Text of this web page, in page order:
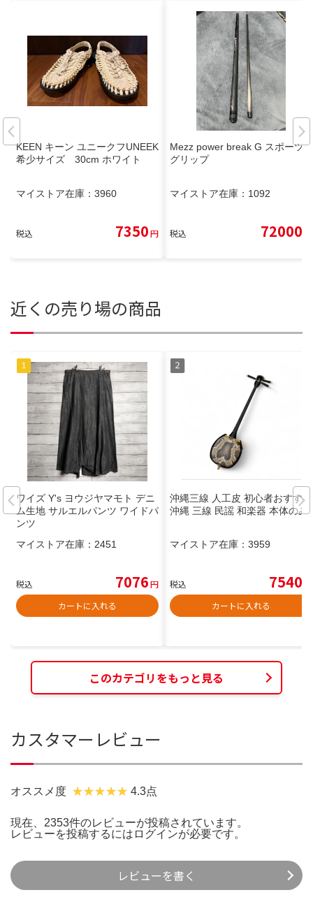
KEEN キーン ユニークフUNEEK
希少サイズ 30cm ホワイト
マイストア在庫： 3960
税込 7350円
Mezz power break G スポーツ
グリップ
マイストア在庫： 1092
税込 72000
近くの売り場の商品
ワイズ Y's ヨウジヤマモト デニ
ム生地 サルエルパンツ ワイドパ
ンツ
マイストア在庫： 2451
税込 7076円
カートに入れる
沖縄三線 人工皮 初心者おすすめ
沖縄 三線 民謡 和楽器 本体のみ
マイストア在庫： 3959
税込 7540
カートに入れる
このカテゴリをもっと見る
カスタマーレビュー
オススメ度 4.3点
現在、2353件のレビューが投稿されています。
レビューを投稿するには ログインが必要です。
レビューを書く